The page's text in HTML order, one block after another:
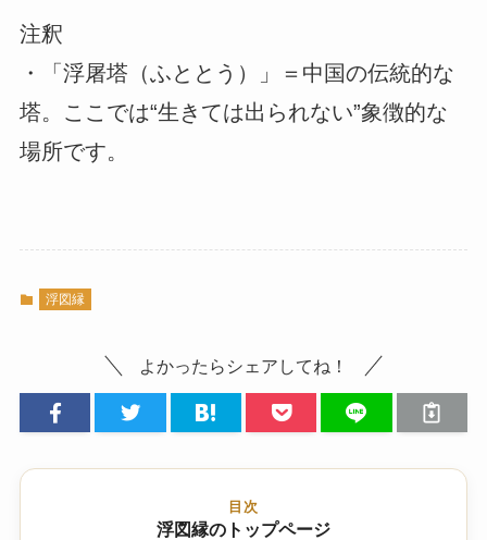
注釈
・「浮屠塔（ふととう）」＝中国の伝統的な
塔。ここでは“生きては出られない”象徴的な
場所です。
浮図縁
よかったらシェアしてね！
目次
浮図縁のトップページ